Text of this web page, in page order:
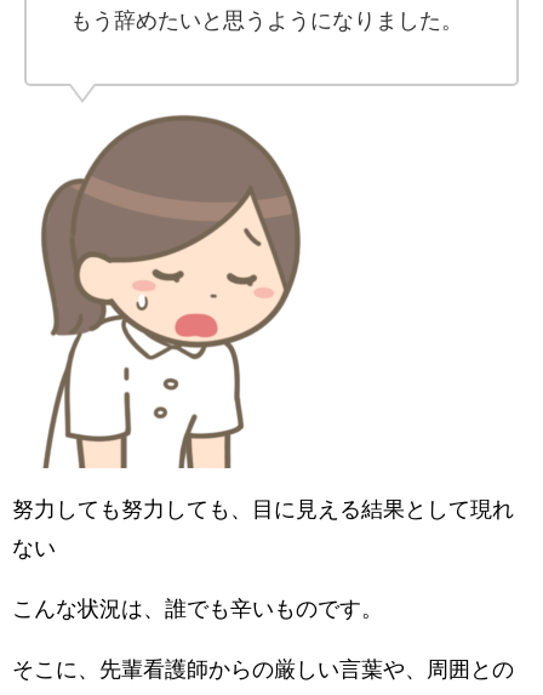
もう辞めたいと思うようになりました。
努力しても努力しても、目に見える結果として現れ
ない
こんな状況は、誰でも辛いものです。
そこに、先輩看護師からの厳しい言葉や、周囲との